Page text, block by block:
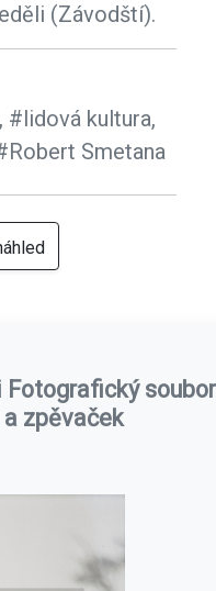
(Závodští).
#lidová kultura,
Smetana
soubor
a zpěvaček